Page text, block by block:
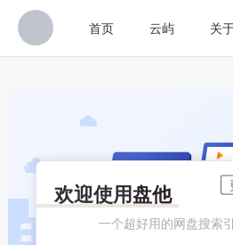
首页 云屿 关
欢迎使用盘他
一个超好用的网盘搜索